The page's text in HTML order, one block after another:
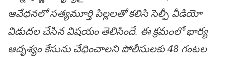
ఆవేధనలో సత్యమూర్తి పిల్లలతో కలిసి సెల్పీ వీడియో
విడుదల చేసిన విషయం తెలిసిందే. ఈ క్రమంలో భార్య
ఆదృశ్యం కేసును చేధించాలని పోలీసులకు 48 గంటల